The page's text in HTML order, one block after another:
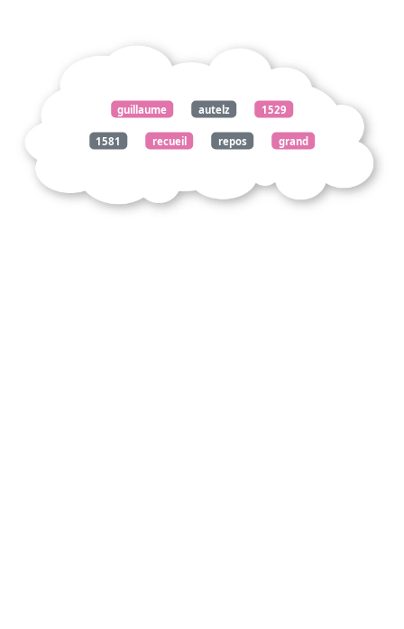
guillaume autelz 1529
1581 recueil repos grand